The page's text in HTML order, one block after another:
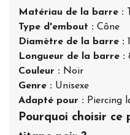
Matériau de la barre :
Type d'embout : Cône
Diamètre de la barre :
Longueur de la barre :
Couleur : Noir
Genre : Unisexe
Adapté pour : Piercing
Pourquoi choisir